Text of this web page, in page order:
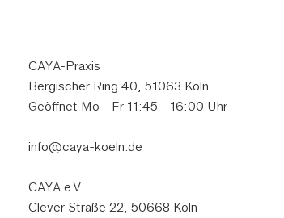
CAYA-Praxis
Bergischer Ring 40, 51063 Köln
Geöffnet Mo - Fr 11:45 - 16:00 Uhr
info@caya-koeln.de
CAYA e.V.
Clever Straße 22, 50668 Köln